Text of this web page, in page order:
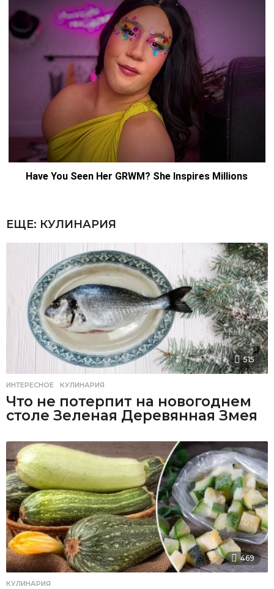
ЕЩЕ: КУЛИНАРИЯ
515
ИНТЕРЕСНОЕ ,КУЛИНАРИЯ
Что не потерпит на новогоднем
столе Зеленая Деревянная Змея
469
КУЛИНАРИЯ